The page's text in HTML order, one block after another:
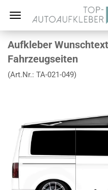
Aufkleber
Fahrzeugseiten
(Art.Nr.: TA-021-049)